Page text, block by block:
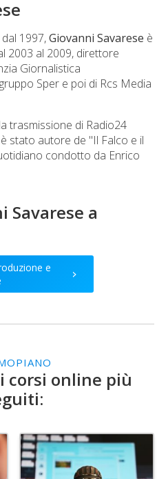
1997,Giovanni Savarese è
2003 al 2009, direttore
Giornalistica
Sper e poi di Rcs Media
trasmissione di Radio24
stato autore de "Il Falco e il
condotto da Enrico
Savarese a
e
>
corsi online più